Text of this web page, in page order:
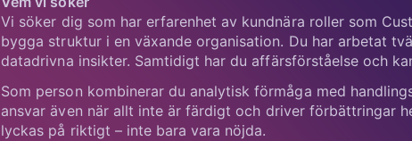
Vi söker dig som har erfarenhet av kundnära roller som
bygga struktur i en växande organisation. Du har arbetat
datadrivna insikter. Samtidigt har du affärsförståelse och
Som person kombinerar du analytisk förmåga med
ansvar även när allt inte är färdigt och driver förbättringar
lyckas på riktigt – inte bara vara nöjda.